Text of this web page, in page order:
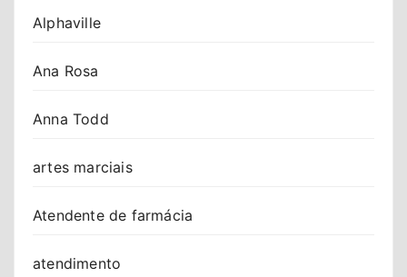
Alphaville
Ana Rosa
Anna Todd
artes marciais
Atendente de farmácia
atendimento